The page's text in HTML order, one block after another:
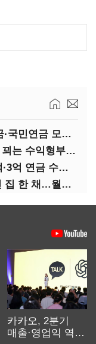
(50대 퇴직…10년의 강)“사적연금·국민연금 모두 당겨서 수령해야”
(50대 퇴직…10년의 강)④은퇴자 꾀는 수익형부동산·전업투자·편의점 창업
(50대 퇴직…10년의 강)③1억·2억·3억 연금 수령 전략
(50대 퇴직…10년의 강)②남은 건 집 한 채…월세 vs 배당 vs 주택연금
카카오, 2분기
매출·영업익 역대